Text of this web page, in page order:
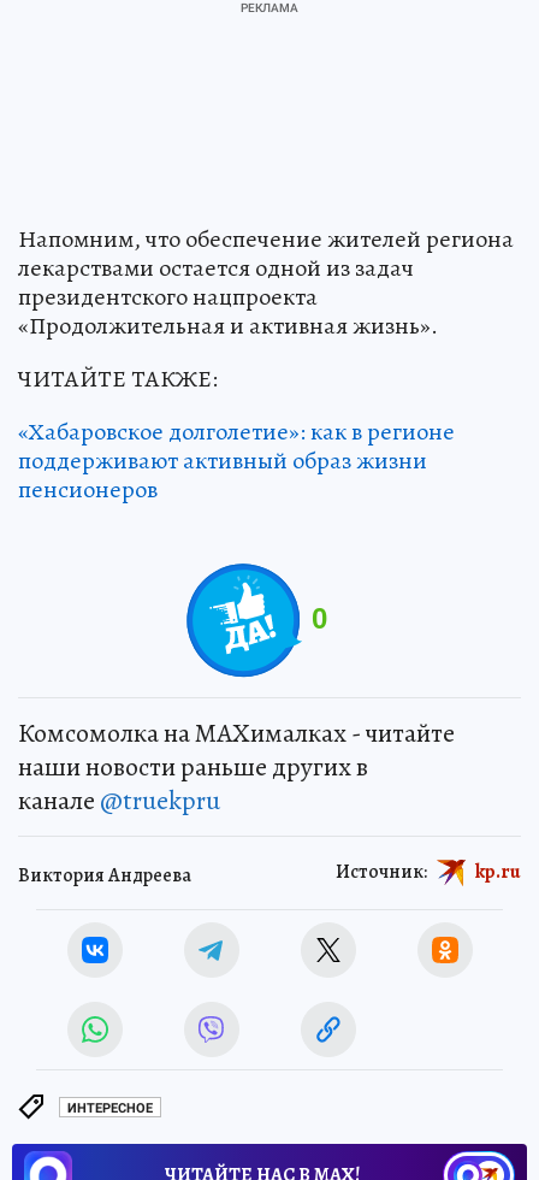
Напомним, что обеспечение жителей региона
лекарствами остается одной из задач
президентского нацпроекта
«Продолжительная и активная жизнь».
ЧИТАЙТЕ ТАКЖЕ:
«Хабаровское долголетие»: как в регионе
поддерживают активный образ жизни
пенсионеров
0
Комсомолка на MAXималках - читайте
наши новости раньше других в
канале @truekpru
Виктория Андреева Источник: kp.ru
ИНТЕРЕСНОЕ